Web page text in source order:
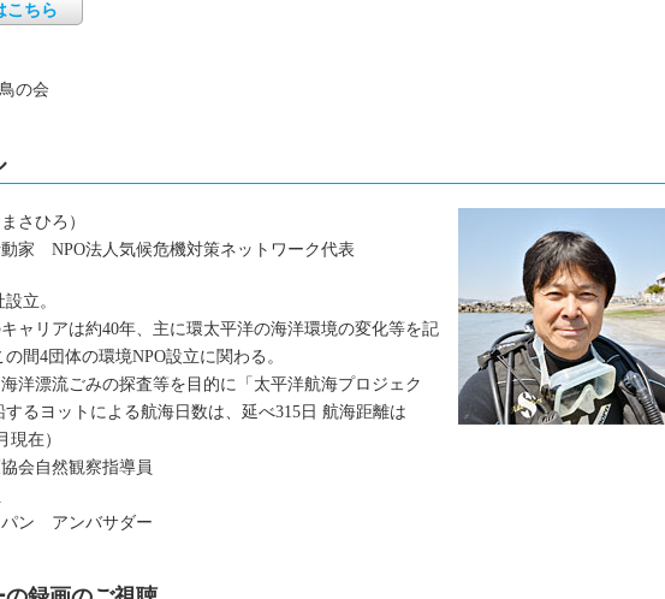
こちら
の会
さひろ）
家 NPO法人気候危機対策ネットワーク代表
立。
ャリアは約40年、主に環太平洋の海洋環境の変化等を記
間4団体の環境NPO設立に関わる。
洋漂流ごみの探査等を目的に「太平洋航海プロジェク
するヨットによる航海日数は、延べ315日 航海距離は
在）
会自然観察指導員
パン アンバサダー